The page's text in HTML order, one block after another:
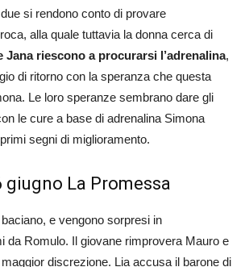
si rendono conto di provare
alla quale tuttavia la donna cerca di
Jana riescono a procurarsi l’adrenalina,
di ritorno con la speranza che questa
Le loro speranze sembrano dare gli
le cure a base di adrenalina Simona
segni di miglioramento.
giugno La Promessa
e vengono sorpresi in
da Romulo. Il giovane rimprovera Mauro e
discrezione. Lia accusa il barone di